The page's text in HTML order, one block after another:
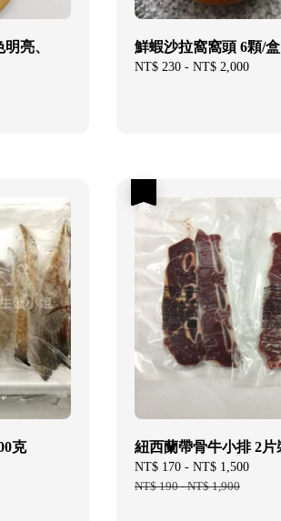
亮、
鮮蝦沙拉窩窩頭 6顆/盒
Regular
NT$ 230 - NT$ 2,000
克 紐西蘭帶骨牛小排 2片
Sale
price
NT$ 170 - NT$ 1,500
NT$ 190-NT$ 1,900